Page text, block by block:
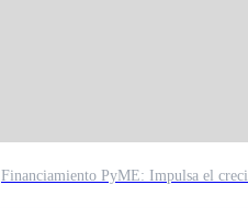
Financiamiento PyME: Impulsa el